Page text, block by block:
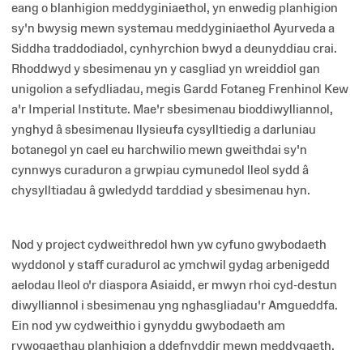
eang o blanhigion meddyginiaethol, yn enwedig planhigion
sy'n bwysig mewn systemau meddyginiaethol Ayurveda a
Siddha traddodiadol, cynhyrchion bwyd a deunyddiau crai.
Rhoddwyd y sbesimenau yn y casgliad yn wreiddiol gan
unigolion a sefydliadau, megis Gardd Fotaneg Frenhinol Kew
a'r Imperial Institute. Mae'r sbesimenau bioddiwylliannol,
ynghyd â sbesimenau llysieufa cysylltiedig a darluniau
botanegol yn cael eu harchwilio mewn gweithdai sy'n
cynnwys curaduron a grwpiau cymunedol lleol sydd â
chysylltiadau â gwledydd tarddiad y sbesimenau hyn.
Nod y project cydweithredol hwn yw cyfuno gwybodaeth
wyddonol y staff curadurol ac ymchwil gydag arbenigedd
aelodau lleol o'r diaspora Asiaidd, er mwyn rhoi cyd-destun
diwylliannol i sbesimenau yng nghasgliadau'r Amgueddfa.
Ein nod yw cydweithio i gynyddu gwybodaeth am
rywogaethau planhigion a ddefnyddir mewn meddygaeth,